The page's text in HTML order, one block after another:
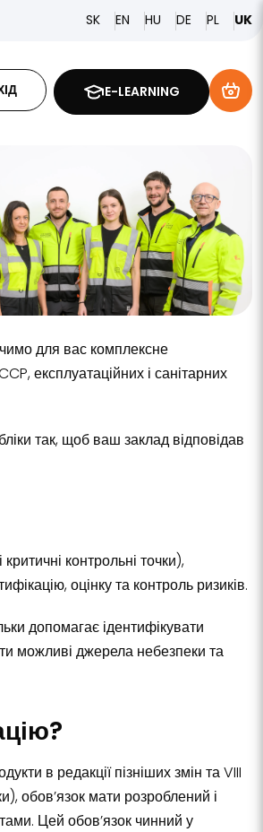
SK EN HU DE PL UK
E-LEARNING
для вас комплексне
експлуатаційних і санітарних
так, щоб ваш заклад відповідав
контрольні точки),
оцінку та контроль ризиків.
допомагає ідентифікувати
можливі джерела небезпеки та
в редакції пізніших змін та VIII
обов’язок мати розроблений і
Цей обов’язок чинний у